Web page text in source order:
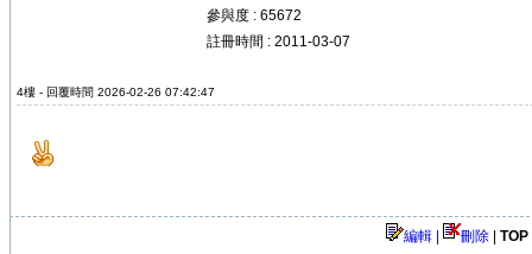
參與度 : 65672
註冊時間 : 2011-03-07
4樓 - 回覆時間 2026-02-26 07:42:47
編輯 | 刪除 TOP